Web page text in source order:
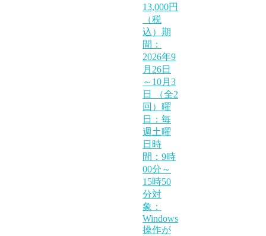
13,000円
（税
込）期
間：
2026年9
月26日
～10月3
日 （全2
回）曜
日：毎
週土曜
日時
間：9時
00分～
15時50
分対
象：
Windows
操作が